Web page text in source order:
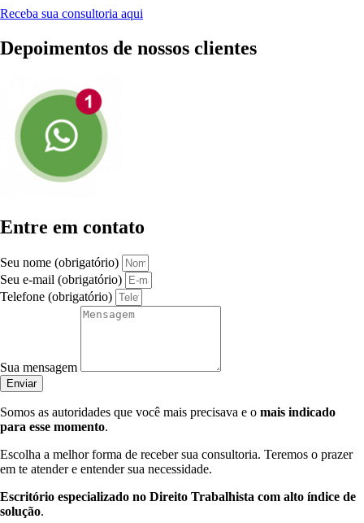
Receba sua consultoria aqui
Depoimentos de nossos clientes
Entre em contato
Seu nome (obrigatório)
Seu e-mail (obrigatório)
Telefone (obrigatório)
Sua mensagem
Enviar
Somos as autoridades que você mais precisava e o mais indicado
para esse momento.
Escolha a melhor forma de receber sua consultoria. Teremos o prazer
em te atender e entender sua necessidade.
Escritório especializado no Direito Trabalhista com alto índice de
solução.